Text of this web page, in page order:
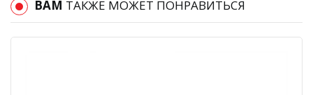
ВАМ ТАКЖЕ МОЖЕТ ПОНРАВИТЬСЯ